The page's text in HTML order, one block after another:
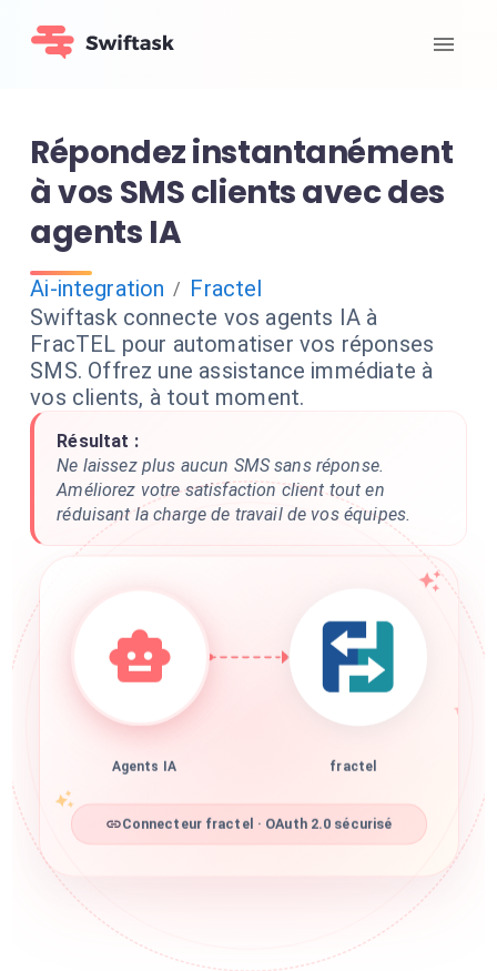
Répondez instantanément
à vos SMS clients avec des
agents IA
Ai-integration / Fractel
Swiftask connecte vos agents IA à
FracTEL pour automatiser vos réponses
SMS. Offrez une assistance immédiate à
vos clients, à tout moment.
Résultat :
Ne laissez plus aucun SMS sans réponse.
Améliorez votre satisfaction client tout en
réduisant la charge de travail de vos équipes.
Agents IA fractel
Connecteur fractel · OAuth 2.0 sécurisé